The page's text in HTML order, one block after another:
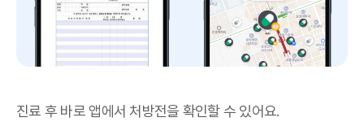
진료 후 바로 앱에서 처방전을 확인할 수 있어요.